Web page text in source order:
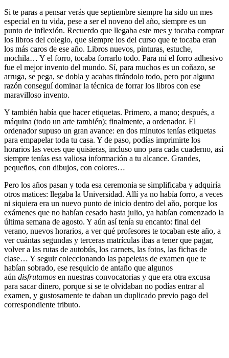
Si te paras a pensar verás que septiembre siempre ha sido un mes
especial en tu vida, pese a ser el noveno del año, siempre es un
punto de inflexión. Recuerdo que llegaba este mes y tocaba comprar
los libros del colegio, que siempre los del curso que te tocaba eran
los más caros de ese año. Libros nuevos, pinturas, estuche,
mochila… Y el forro, tocaba forrarlo todo. Para mí el forro adhesivo
fue el mejor invento del mundo. Sí, para muchos es un coñazo, se
arruga, se pega, se dobla y acabas tirándolo todo, pero por alguna
razón conseguí dominar la técnica de forrar los libros con ese
maravilloso invento.
Y también había que hacer etiquetas. Primero, a mano; después, a
máquina (todo un arte también); finalmente, a ordenador. El
ordenador supuso un gran avance: en dos minutos tenías etiquetas
para empapelar toda tu casa. Y de paso, podías imprimirte los
horarios las veces que quisieras, incluso uno para cada cuaderno, así
siempre tenías esa valiosa información a tu alcance. Grandes,
pequeños, con dibujos, con colores…
Pero los años pasan y toda esa ceremonia se simplificaba y adquiría
otros matices: llegaba la Universidad. Allí ya no había forro, a veces
ni siquiera era un nuevo punto de inicio dentro del año, porque los
exámenes que no habían cesado hasta julio, ya habían comenzado la
última semana de agosto. Y aún así tenía su encanto: final del
verano, nuevos horarios, a ver qué profesores te tocaban este año, a
ver cuántas segundas y terceras matrículas ibas a tener que pagar,
volver a las rutas de autobús, los carnets, las fotos, las fichas de
clase… Y seguir coleccionando las papeletas de examen que te
habían sobrado, ese resquicio de antaño que algunos
aún disfrutamos en nuestras convocatorias y que era otra excusa
para sacar dinero, porque si se te olvidaban no podías entrar al
examen, y gustosamente te daban un duplicado previo pago del
correspondiente tributo.